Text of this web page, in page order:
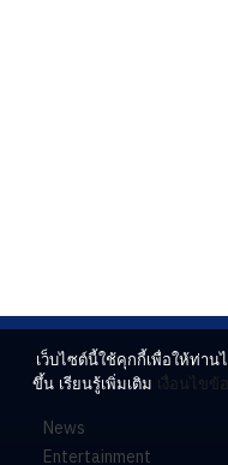
News
Entertainment
เว็บไซต์นี้ใช้คุกกี้เพื่อให้ท่าน
ขึ้น เรียนรู้เพิ่มเติม เงื่อนไขข้